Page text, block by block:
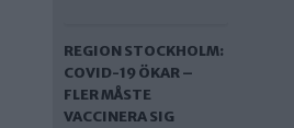
REGION STOCKHOLM:
COVID-19 ÖKAR –
FLER MÅSTE
VACCINERA SIG